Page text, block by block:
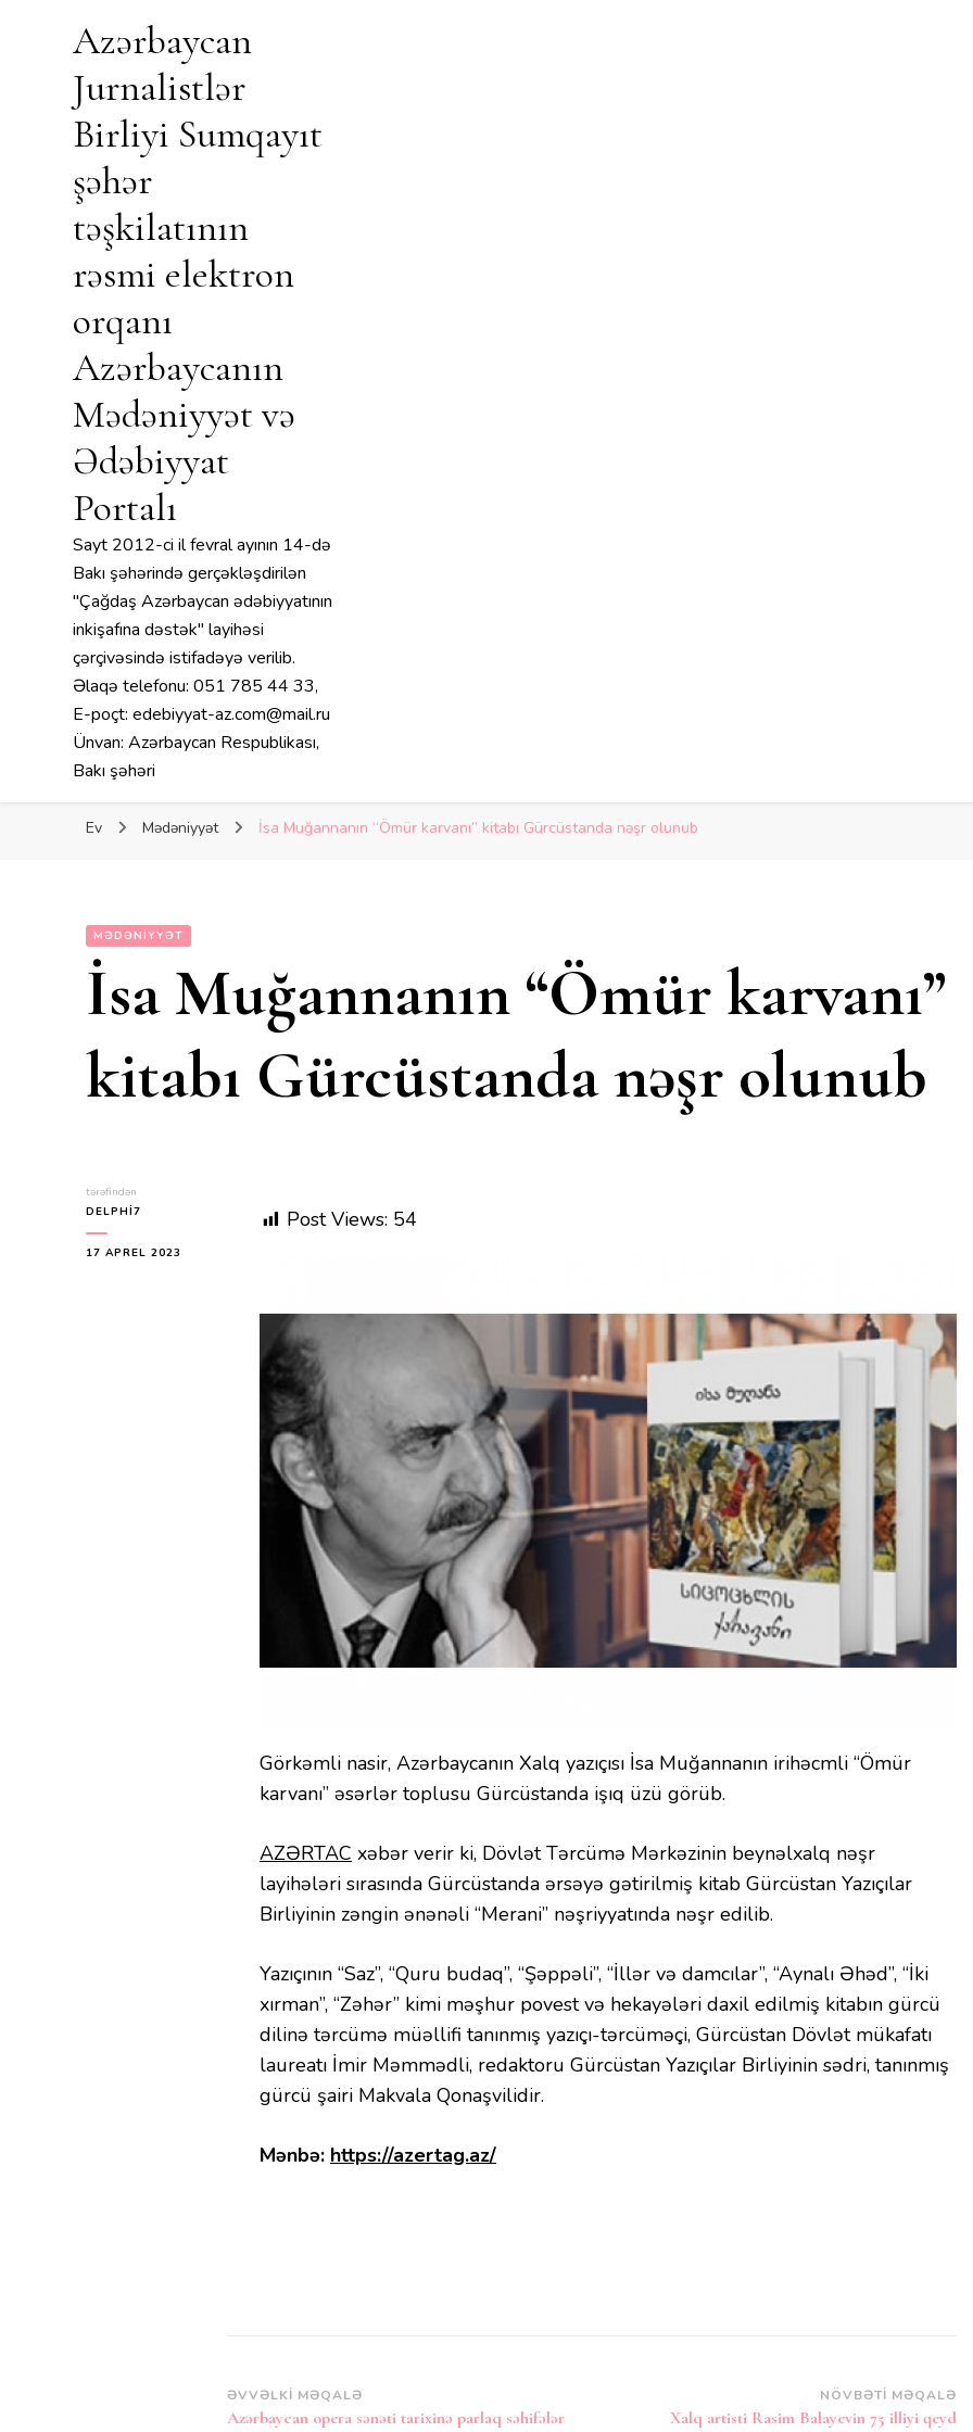
Azərbaycan
Jurnalistlər
Birliyi Sumqayıt
şəhər
təşkilatının
rəsmi elektron
orqanı
Azərbaycanın
Mədəniyyət və
Ədəbiyyat
Portalı
Sayt 2012-ci il fevral ayının 14-də
Bakı şəhərində gerçəkləşdirilən
"Çağdaş Azərbaycan ədəbiyyatının
inkişafına dəstək" layihəsi
çərçivəsində istifadəyə verilib.
Əlaqə telefonu: 051 785 44 33,
E-poçt: edebiyyat-az.com@mail.ru
Ünvan: Azərbaycan Respublikası,
Bakı şəhəri
Ev Mədəniyyət İsa Muğannanın “Ömür karvanı” kitabı Gürcüstanda nəşr olunub
MƏDƏNIYYƏT
İsa Muğannanın “Ömür karvanı”
kitabı Gürcüstanda nəşr olunub
tərəfindən
DELPHI7
17 APREL 2023
Post Views: 54
Görkəmli nasir, Azərbaycanın Xalq yazıçısı İsa Muğannanın irihəcmli “Ömür
karvanı” əsərlər toplusu Gürcüstanda işıq üzü görüb.
AZƏRTAC xəbər verir ki, Dövlət Tərcümə Mərkəzinin beynəlxalq nəşr
layihələri sırasında Gürcüstanda ərsəyə gətirilmiş kitab Gürcüstan Yazıçılar
Birliyinin zəngin ənənəli “Merani” nəşriyyatında nəşr edilib.
Yazıçının “Saz”, “Quru budaq”, “Şəppəli”, “İllər və damcılar”, “Aynalı Əhəd”, “İki
xırman”, “Zəhər” kimi məşhur povest və hekayələri daxil edilmiş kitabın gürcü
dilinə tərcümə müəllifi tanınmış yazıçı-tərcüməçi, Gürcüstan Dövlət mükafatı
laureatı İmir Məmmədli, redaktoru Gürcüstan Yazıçılar Birliyinin sədri, tanınmış
gürcü şairi Makvala Qonaşvilidir.
Mənbə: https://azertag.az/
Post
ƏVVƏLKI MƏQALƏ
Azərbaycan opera sənəti tarixinə parlaq səhifələr
NÖVBƏTI MƏQALƏ
Xalq artisti Rasim Balayevin 75 illiyi qeyd